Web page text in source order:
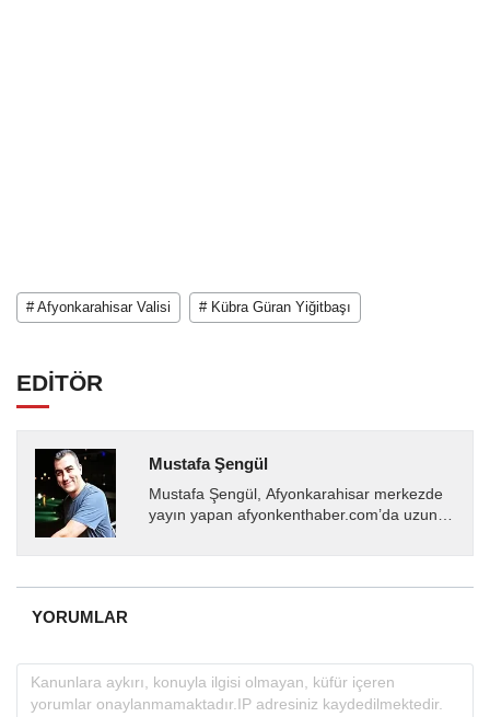
# Afyonkarahisar Valisi # Kübra Güran Yiğitbaşı
EDİTÖR
Mustafa Şengül
Mustafa Şengül, Afyonkarahisar merkezde
yayın yapan afyonkenthaber.com’da uzun
almakta, haber akışı...
YORUMLAR